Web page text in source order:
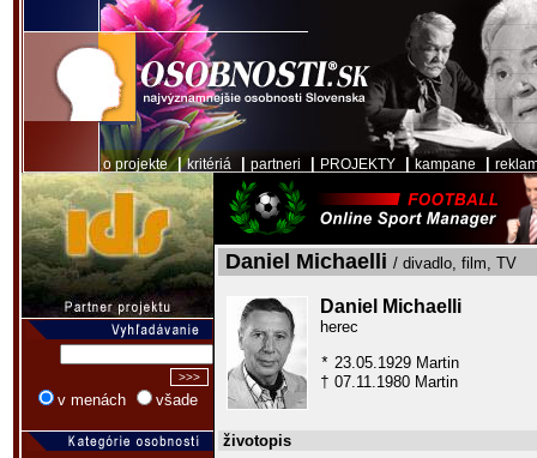
o projekte|kritériá partneri PROJEKTY kampane
v menách všade
Daniel Michaelli / divadlo, film, TV
Daniel Michaelli
herec
* 23.05.1929 Martin
† 07.11.1980 Martin
životopis